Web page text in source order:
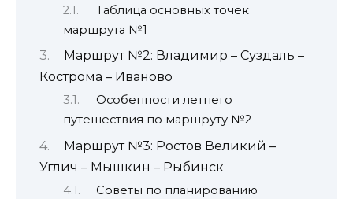
Таблица основных точек
маршрута №1
Маршрут №2: Владимир – Суздаль –
Кострома – Иваново
Особенности летнего
путешествия по маршруту №2
Маршрут №3: Ростов Великий –
Углич – Мышкин – Рыбинск
Советы по планированию